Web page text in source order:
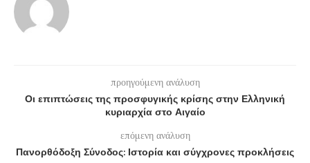
προηγούμενη ανάλυση
Οι επιπτώσεις της προσφυγικής κρίσης στην Ελληνική
κυριαρχία στο Αιγαίο
επόμενη ανάλυση
Πανορθόδοξη Σύνοδος: Ιστορία και σύγχρονες προκλήσεις